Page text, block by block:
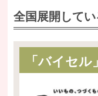
全国展開して
「バイセル」